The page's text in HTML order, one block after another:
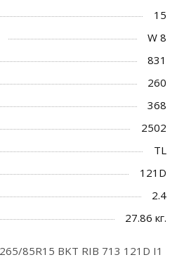
15
W 8
831
260
368
2502
TL
121D
2.4
27.86 кг.
85R15 BKT RIB 713 121D I1